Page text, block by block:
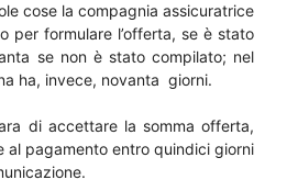
cose la compagnia assicuratrice
per formulare l’offerta, se è stato
se non è stato compilato; nel
ha, invece, novanta giorni.
di accettare la somma offerta,
al pagamento entro quindici giorni